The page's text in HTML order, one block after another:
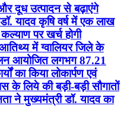
दूध उत्पादन से बढ़ाएंगे
यादव कृषि वर्ष में एक लाख
पर खर्च होगी
में ग्वालियर जिले के
आयोजित लगभग 87.21
का किया लोकार्पण एवं
के लिये की बड़ी-बड़ी सौगातों
ने मुख्यमंत्री डॉ. यादव का